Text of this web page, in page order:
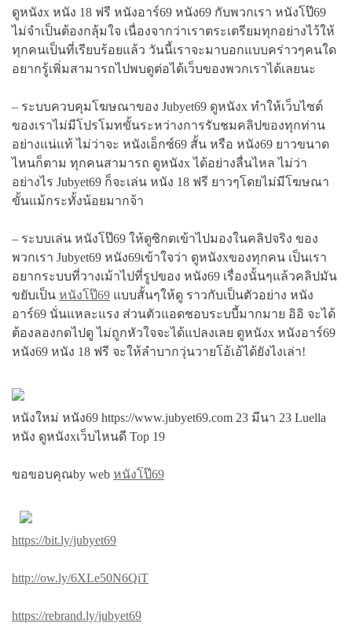
ดูหนังx หนัง 18 ฟรี หนังอาร์69 หนัง69 กับพวกเรา หนังโป๊69
ไม่จำเป็นต้องกลุ้มใจ เนื่องจากว่าเราตระเตรียมทุกอย่างไว้ให้
ทุกคนเป็นที่เรียบร้อยแล้ว วันนี้เราจะมาบอกแบบคร่าวๆคนใด
อยากรู้เพิ่มสามารถไปพบดูต่อได้เว็บของพวกเราได้เลยนะ
– ระบบควบคุมโฆษณาของ Jubyet69 ดูหนังx ทำให้เว็บไซต์
ของเราไม่มีโปรโมทขั้นระหว่างการรับชมคลิปของทุกท่าน
อย่างแน่แท้ ไม่ว่าจะ หนังเอ็กซ์69 สั้น หรือ หนัง69 ยาวขนาด
ไหนก็ตาม ทุกคนสามารถ ดูหนังx ได้อย่างลื่นไหล ไม่ว่า
อย่างไร Jubyet69 ก็จะเล่น หนัง 18 ฟรี ยาวๆโดยไม่มีโฆษณา
ขั้นแม้กระทั้งน้อยมากจ้า
– ระบบเล่น หนังโป๊69 ให้ดูซิกดเข้าไปมองในคลิปจริง ของ
พวกเรา Jubyet69 หนัง69เข้าใจว่า ดูหนังxของทุกคน เป็นเรา
อยากระบบที่วางเม้าไปที่รูปของ หนัง69 เรื่องนั้นๆแล้วคลิปมัน
ขยับเป็น หนังโป๊69 แบบสั้นๆให้ดู ราวกับเป็นตัวอย่าง หนัง
อาร์69 นั่นแหละแรง ส่วนตัวแอดชอบระบบี้มากมาย อิอิ จะได้
ต้องลองกดไปดู ไม่ถูกหัวใจจะได้แปลงเลย ดูหนังx หนังอาร์69
หนัง69 หนัง 18 ฟรี จะให้ลำบากวุ่นวายโอ้เอ้ได้ยังไงเล่า!
หนังใหม่ หนัง69 https://www.jubyet69.com 23 มีนา 23 Luella
หนัง ดูหนังxเว็บไหนดี Top 19
ขอขอบคุณby web หนังโป๊69
https://bit.ly/jubyet69
http://ow.ly/6XLe50N6QiT
https://rebrand.ly/jubyet69